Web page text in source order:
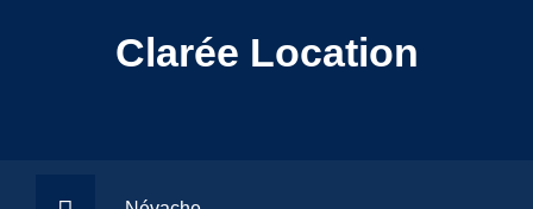
Clarée Location